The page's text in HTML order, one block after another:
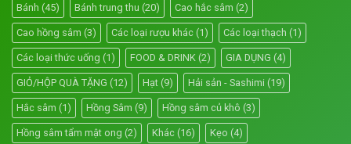
Bánh (45) Bánh trung thu (20) Cao hắc sâm (2)
Cao hồng sâm (3) Các loại rượu khác (1) Các loại thạch (1)
Các loại thức uống (1) FOOD & DRINK (2) GIA DỤNG (4)
GIỎ/HỘP QUÀ TẶNG (12) Hạt (9) Hải sản - Sashimi (19)
Hắc sâm (1) Hồng Sâm (9) Hồng sâm củ khô (3)
Hồng sâm tẩm mật ong (2) Khác (16) Kẹo (4)